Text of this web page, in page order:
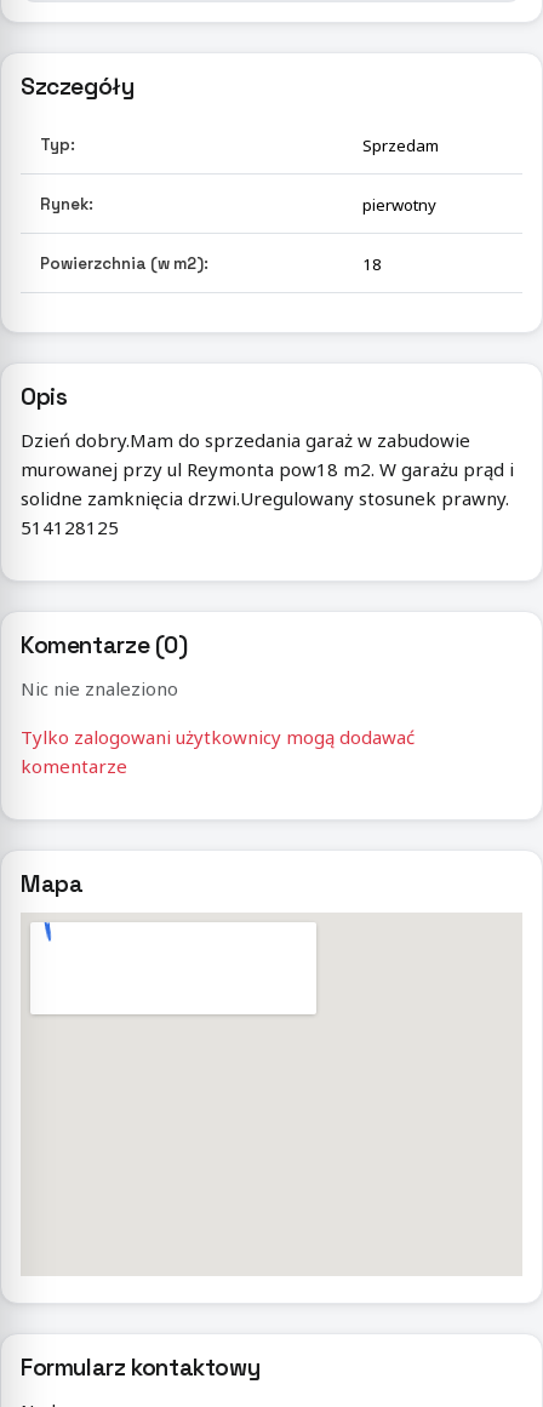
Szczegóły
Typ: Sprzedam
Rynek: pierwotny
Powierzchnia (w m2): 18
Opis
Dzień dobry.Mam do sprzedania garaż w zabudowie
murowanej przy ul Reymonta pow18 m2. W garażu prąd i
solidne zamknięcia drzwi.Uregulowany stosunek prawny.
514128125
Komentarze (0)
Nic nie znaleziono
Tylko zalogowani użytkownicy mogą dodawać
komentarze
Mapa
Formularz kontaktowy